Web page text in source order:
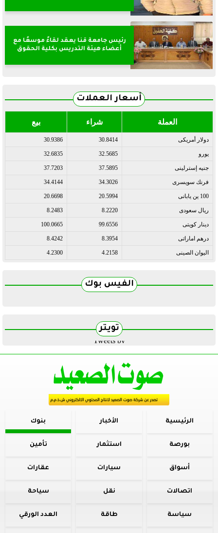
رئيس جامعة قنا يعقد لقاءً موسعًا مع
أعضاء هيئة التدريس بكلية الحقوق
أسعار العملات
العملة شراء بيع
دولار أمريكى 30.8414
30.9386
يورو 32.5685
32.6835
جنيه إسترلينى 37.5895
37.7203
فرنك سويسرى 34.3026
34.4144
100 ين يابانى 20.5994
20.6698
ريال سعودى 8.2220
8.2483
دينار كويتى 99.6556
100.0665
درهم اماراتى 8.3954
8.4242
اليوان الصينى 4.2158
4.2300
الفيس بوك
تويتر
Tweets by
الرئيسية الأخبار بنوك
بورصة استثمار تأمين
أسواق سيارات عقارات
اتصالات نقل سياحة
سياسة طاقة العدد الورقي